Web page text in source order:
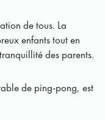
de tous. La
enfants tout en
des parents.
de ping-pong, est